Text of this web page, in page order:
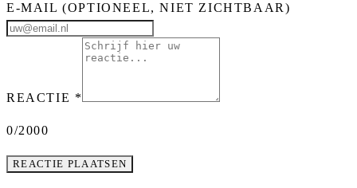
E-MAIL(OPTIONEEL, NIET ZICHTBAAR)
REACTIE *
0/2000
REACTIE PLAATSEN